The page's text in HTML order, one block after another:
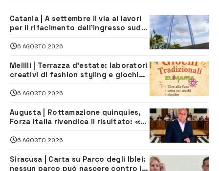
Catania | A settembre il via ai lavori
per il rifacimento dell’ingresso sud
6 AGOSTO 2026
Melilli | Terrazza d’estate: laboratori
creativi di fashion styling e giochi
iscriversi
6 AGOSTO 2026
Augusta | Rottamazione quinquies,
Forza Italia rivendica il risultato: «La
6 AGOSTO 2026
Siracusa | Carta su Parco degli Iblei:
nessun parco può nascere contro le